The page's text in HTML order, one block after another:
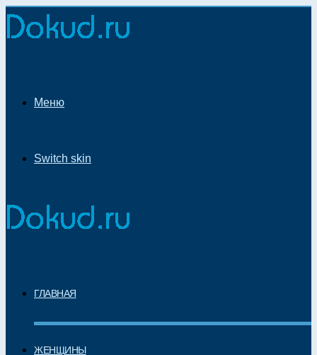
Меню
Switch skin
ГЛАВНАЯ
ЖЕНЩИНЫ